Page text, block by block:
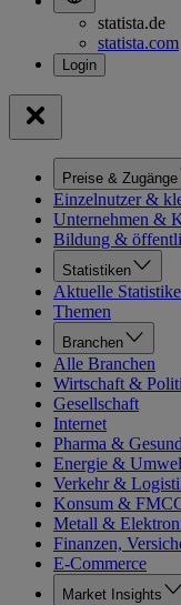
statista.de
statista.com
Preise & Zugänge
Einzelnutzer &
Unternehmen &
Bildung &
Statistiken
Aktuelle
Themen
Branchen
Alle Branchen
Wirtschaft &
Gesellschaft
Internet
Pharma &
Energie &
Verkehr &
Konsum &
Metall &
Finanzen,
E-Commerce
Market Insights